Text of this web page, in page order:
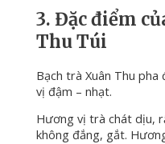
3. Đặc điểm
Thu Túi
Bạch trà Xuân Thu
vị đậm – nhạt.
Hương vị trà chát dịu,
không đắng, gắt.